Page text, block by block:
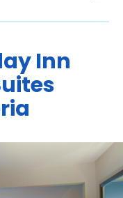
Inn